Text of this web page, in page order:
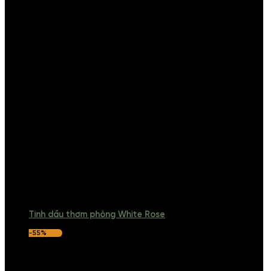
Tinh dầu thơm phòng White Rose
-55%